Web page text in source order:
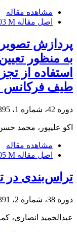
مشاهده مقاله
اصل مقاله M
پردازش تصویر
به منظور
استفاده از
طیف فرکانس
دوره 42، شماره 1، 1395، صفحه
اکو علیپور، محمد
مشاهده مقاله
اصل مقاله M
تراس‌‌‌بندی در
دوره 38، شماره 2، 1391، صفحه
عبدالحمید انصاری،